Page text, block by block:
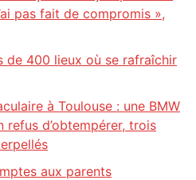
pas fait de compromis »,
de 400 lieux où se rafraîchir
à Toulouse : une BMW
d’obtempérer, trois
aux parents